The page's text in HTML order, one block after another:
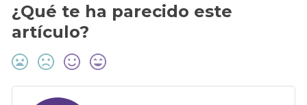
¿Qué te ha parecido este
artículo?